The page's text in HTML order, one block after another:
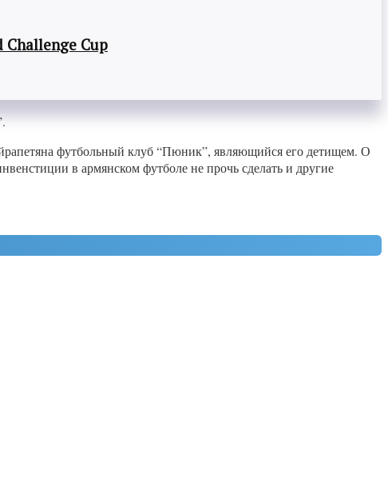
Cup
футбольный клуб “Пюник”, являющийся его детищем. О
в армянском футболе не прочь сделать и другие